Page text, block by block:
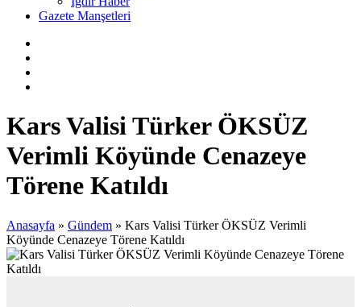
Gazete Manşetleri
Kars Valisi Türker ÖKSÜZ
Verimli Köyünde Cenazeye
Törene Katıldı
Anasayfa » Gündem » Kars Valisi Türker ÖKSÜZ Verimli
Köyünde Cenazeye Törene Katıldı